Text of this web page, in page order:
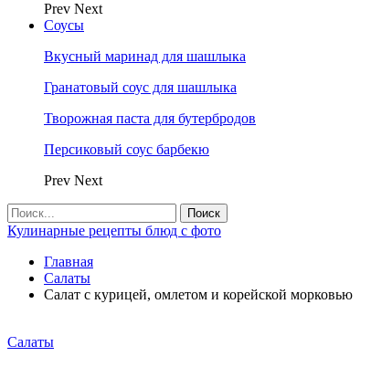
Prev Next
Соусы
Вкусный маринад для шашлыка
Гранатовый соус для шашлыка
Творожная паста для бутербродов
Персиковый соус барбекю
Prev Next
Кулинарные рецепты блюд с фото
Главная
Салаты
Салат с курицей, омлетом и корейской морковью
Салаты